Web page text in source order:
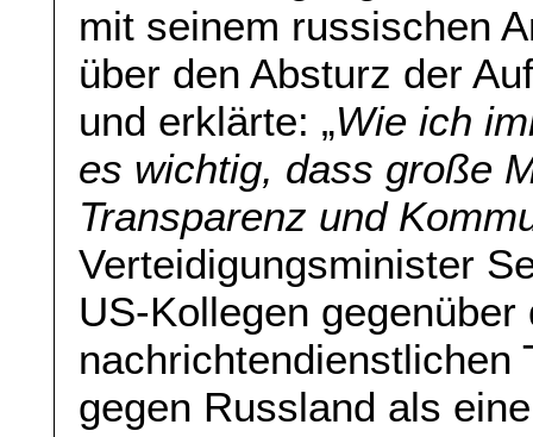
mit seinem russischen
über den Absturz der
und erklärte: „Wie ich
es wichtig, dass große
Transparenz und
Verteidigungsminister
US-Kollegen
nachrichtendienstlichen
gegen Russland als